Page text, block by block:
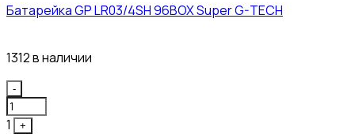
Батарейка GP LR03/4SH 96BOX Super G-TECH
1312 в наличии
Quantity
-
1
+